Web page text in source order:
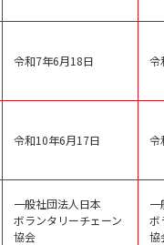
令和7年6月18日
令和10年6月17日
一般社団法人日本
ボランタリーチェーン
協会
令
令
一
ボ
協